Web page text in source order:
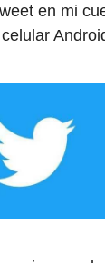
en mi